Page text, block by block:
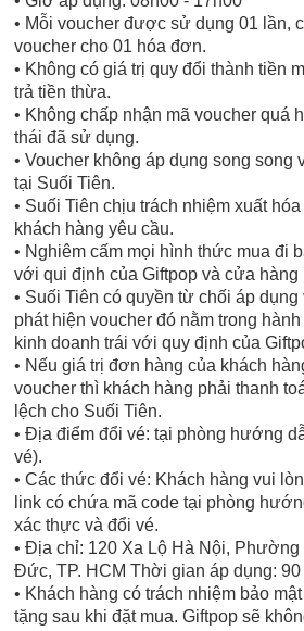
• Mỗi voucher được sử dụng 01 lần,
voucher cho 01 hóa đơn.
• Không có giá trị quy đổi thành tiền
trả tiền thừa.
• Không chấp nhận mã voucher quá
thái đã sử dụng.
• Voucher không áp dụng song song
tại Suối Tiên.
• Suối Tiên chịu trách nhiệm xuất
khách hàng yêu cầu.
• Nghiêm cấm mọi hình thức mua đi
với qui định của Giftpop và cửa hàng
• Suối Tiên có quyền từ chối áp
phát hiện voucher đó nằm trong
kinh doanh trái với quy định của
• Nếu giá trị đơn hàng của khách
voucher thì khách hàng phải thanh
lệch cho Suối Tiên.
• Địa điểm đổi vé: tại phòng hướng
vé).
• Các thức đổi vé: Khách hàng vui
link có chứa mã code tại phòng
xác thực và đổi vé.
• Địa chỉ: 120 Xa Lộ Hà Nội, Phường
Đức, TP. HCM Thời gian áp dụng: 90
• Khách hàng có trách nhiệm bảo
tặng sau khi đặt mua. Giftpop sẽ